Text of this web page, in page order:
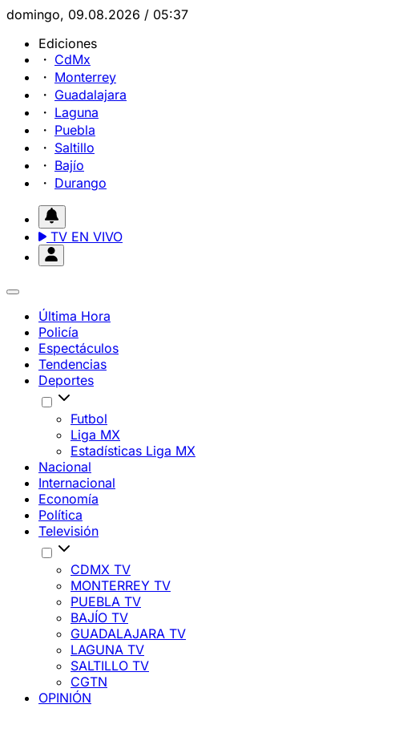
domingo, 09.08.2026 / 05:37
Ediciones
CdMx
Monterrey
Guadalajara
Laguna
Puebla
Saltillo
Bajío
Durango
TV EN VIVO
Última Hora
Policía
Espectáculos
Tendencias
Deportes
Futbol
Liga MX
Estadísticas Liga MX
Nacional
Internacional
Economía
Política
Televisión
CDMX TV
MONTERREY TV
PUEBLA TV
BAJÍO TV
GUADALAJARA TV
LAGUNA TV
SALTILLO TV
CGTN
OPINIÓN